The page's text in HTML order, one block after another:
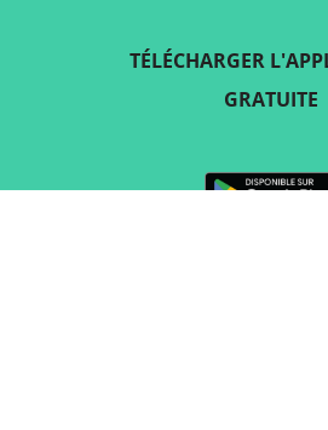
TÉLÉCHARGER
GRATUITE